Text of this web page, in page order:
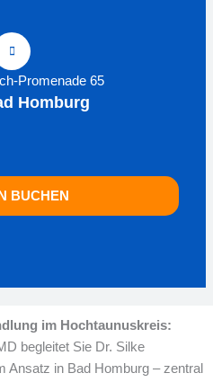
Promenade 65
Homburg
BUCHEN
im Hochtaunuskreis:
begleitet Sie Dr. Silke
Ansatz in Bad Homburg – zentral